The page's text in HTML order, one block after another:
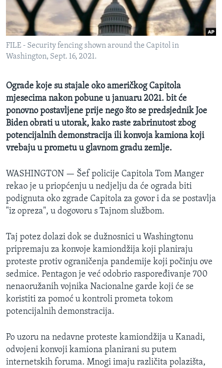
MAGAZIN
O GLASU AMERIKE
Learning English
PRATITE NAS
Jezici
FILE - Security fencing shown around the Capitol in
Washington, Sept. 16, 2021.
Ograde koje su stajale oko američkog Capitola
mjesecima nakon pobune u januaru 2021. bit će
ponovno postavljene prije nego što se predsjednik Joe
Biden obrati u utorak, kako raste zabrinutost zbog
potencijalnih demonstracija ili konvoja kamiona koji
vrebaju u prometu u glavnom gradu zemlje.
WASHINGTON — Šef policije Capitola Tom Manger
rekao je u priopćenju u nedjelju da će ograda biti
podignuta oko zgrade Capitola za govor i da se postavlja
"iz opreza", u dogovoru s Tajnom službom.
Taj potez dolazi dok se dužnosnici u Washingtonu
pripremaju za konvoje kamiondžija koji planiraju
proteste protiv ograničenja pandemije koji počinju ove
sedmice. Pentagon je već odobrio raspoređivanje 700
nenaoružanih vojnika Nacionalne garde koji će se
koristiti za pomoć u kontroli prometa tokom
potencijalnih demonstracija.
Po uzoru na nedavne proteste kamiondžija u Kanadi,
odvojeni konvoji kamiona planirani su putem
internetskih foruma. Mnogi imaju različita polazišta,